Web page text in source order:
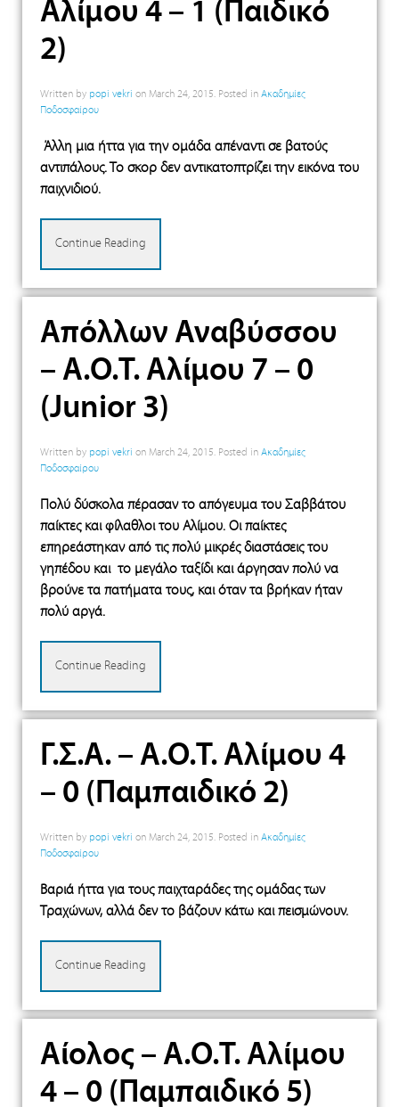
Αλίμου 4 – 1 (Παιδικό
2)
Written by popi vekri on March 24, 2015. Posted in Ακαδημίες
Ποδοσφαίρου
Άλλη μια ήττα για την ομάδα απέναντι σε βατούς
αντιπάλους. Το σκορ δεν αντικατοπτρίζει την εικόνα του
παιχνιδιού.
Continue Reading
Απόλλων Αναβύσσου
– Α.Ο.Τ. Αλίμου 7 – 0
(Junior 3)
Written by popi vekri on March 24, 2015. Posted in Ακαδημίες
Ποδοσφαίρου
Πολύ δύσκολα πέρασαν το απόγευμα του Σαββάτου
παίκτες και φίλαθλοι του Αλίμου. Οι παίκτες
επηρεάστηκαν από τις πολύ μικρές διαστάσεις του
γηπέδου και το μεγάλο ταξίδι και άργησαν πολύ να
βρούνε τα πατήματα τους, και όταν τα βρήκαν ήταν
πολύ αργά.
Continue Reading
Γ.Σ.Α. – Α.Ο.Τ. Αλίμου 4
– 0 (Παμπαιδικό 2)
Written by popi vekri on March 24, 2015. Posted in Ακαδημίες
Ποδοσφαίρου
Βαριά ήττα για τους παιχταράδες της ομάδας των
Τραχώνων, αλλά δεν το βάζουν κάτω και πεισμώνουν.
Continue Reading
Αίολος – Α.Ο.Τ. Αλίμου
4 – 0 (Παμπαιδικό 5)